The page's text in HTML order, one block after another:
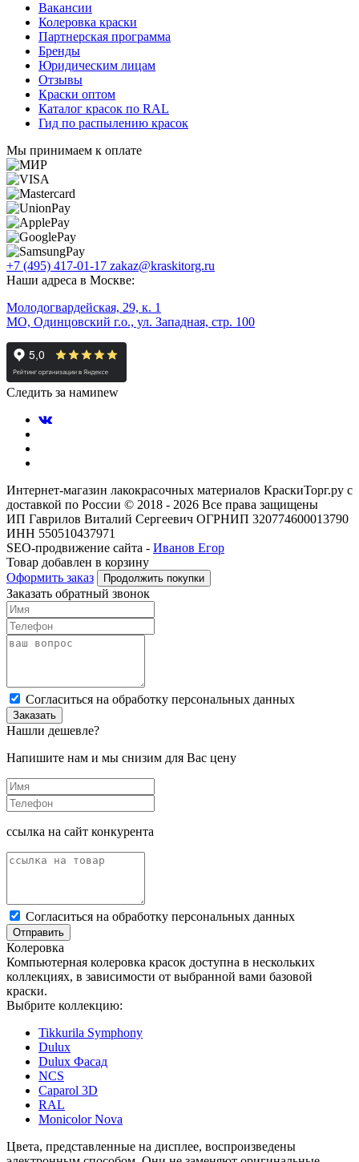
Вакансии
Колеровка краски
Партнерская программа
Бренды
Юридическим лицам
Отзывы
Краски оптом
Каталог красок по RAL
Гид по распылению красок
Мы принимаем к оплате
+7 (495) 417-01-17 zakaz@kraskitorg.ru
Наши адреса в Москве:
Молодогвардейская, 29, к. 1
МО, Одинцовский г.о., ул. Западная, стр. 100
Следить за намиnew
Интернет-магазин лакокрасочных материалов КраскиТорг.ру с
доставкой по России © 2018 - 2026 Все права защищены
ИП Гаврилов Виталий Сергеевич ОГРНИП 320774600013790
ИНН 550510437971
SEO-продвижение сайта - Иванов Егор
Товар добавлен в корзину
Оформить заказ
Продолжить покупки
Заказать обратный звонок
Cогласиться на обработку персональных данных
Заказать
Нашли дешевле?
Напишите нам и мы снизим для Вас цену
ссылка на сайт конкурента
Cогласиться на обработку персональных данных
Отправить
Колеровка
Компьютерная колеровка красок доступна в нескольких
коллекциях, в зависимости от выбранной вами базовой
краски.
Выбрите коллекцию:
Tikkurila Symphony
Dulux
Dulux Фасад
NCS
Caparol 3D
RAL
Monicolor Nova
Цвета, представленные на дисплее, воспроизведены